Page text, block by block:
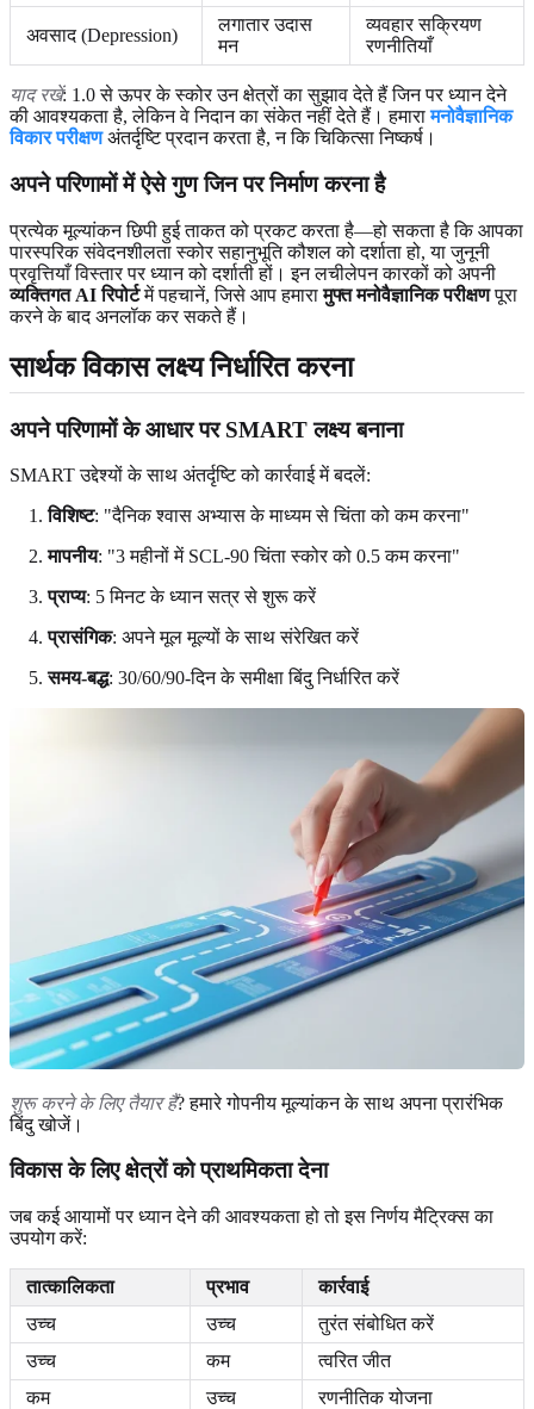
अवसाद (Depression)
लगातार उदास
मन
व्यवहार सक्रियण
रणनीतियाँ
याद रखें: 1.0 से ऊपर के स्कोर उन क्षेत्रों का सुझाव देते हैं जिन पर ध्यान देने
की आवश्यकता है, लेकिन वे निदान का संकेत नहीं देते हैं। हमारामनोवैज्ञानिक
विकार परीक्षणअंतर्दृष्टि प्रदान करता है, न कि चिकित्सा निष्कर्ष।
अपने परिणामों में ऐसे गुण जिन पर निर्माण करना है
प्रत्येक मूल्यांकन छिपी हुई ताकत को प्रकट करता है—हो सकता है कि आपका
पारस्परिक संवेदनशीलता स्कोर सहानुभूति कौशल को दर्शाता हो, या जुनूनी
प्रवृत्तियाँ विस्तार पर ध्यान को दर्शाती हों। इन लचीलेपन कारकों को अपनी
व्यक्तिगत AI रिपोर्टमें पहचानें, जिसे आप हमारामुफ्त मनोवैज्ञानिक परीक्षणपूरा
करने के बाद अनलॉक कर सकते हैं।
सार्थक विकास लक्ष्य निर्धारित करना
अपने परिणामों के आधार पर SMART लक्ष्य बनाना
SMART उद्देश्यों के साथ अंतर्दृष्टि को कार्रवाई में बदलें:
विशिष्ट: "दैनिक श्वास अभ्यास के माध्यम से चिंता को कम करना"
मापनीय: "3 महीनों में SCL-90 चिंता स्कोर को 0.5 कम करना"
प्राप्य: 5 मिनट के ध्यान सत्र से शुरू करें
प्रासंगिक: अपने मूल मूल्यों के साथ संरेखित करें
समय-बद्ध: 30/60/90-दिन के समीक्षा बिंदु निर्धारित करें
शुरू करने के लिए तैयार हैं? हमारे गोपनीय मूल्यांकन के साथ अपना प्रारंभिक
बिंदु खोजें।
विकास के लिए क्षेत्रों को प्राथमिकता देना
जब कई आयामों पर ध्यान देने की आवश्यकता हो तो इस निर्णय मैट्रिक्स का
उपयोग करें:
तात्कालिकता प्रभाव
कार्रवाई
उच्च
उच्च
तुरंत संबोधित करें
उच्च
कम
त्वरित जीत
कम
उच्च रणनीतिक योजना